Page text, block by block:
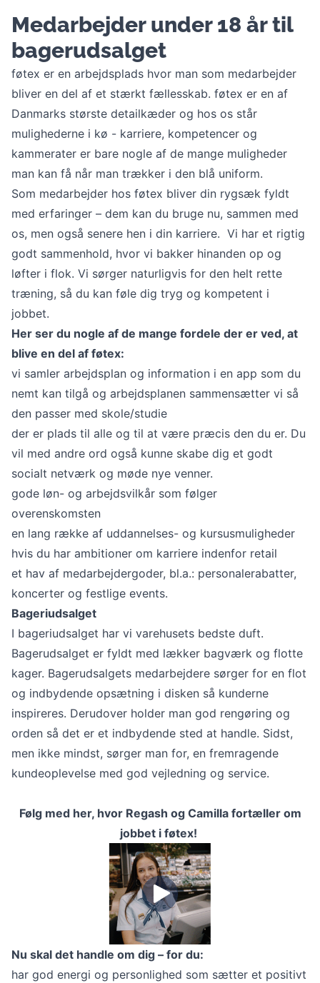
Medarbejder under 18 år til
bagerudsalget
føtex er en arbejdsplads hvor man som medarbejder
bliver en del af et stærkt fællesskab. føtex er en af
Danmarks største detailkæder og hos os står
mulighederne i kø - karriere, kompetencer og
kammerater er bare nogle af de mange muligheder
man kan få når man trækker i den blå uniform.
Som medarbejder hos føtex bliver din rygsæk fyldt
med erfaringer – dem kan du bruge nu, sammen med
os, men også senere hen i din karriere. Vi har et rigtig
godt sammenhold, hvor vi bakker hinanden op og
løfter i flok. Vi sørger naturligvis for den helt rette
træning, så du kan føle dig tryg og kompetent i
jobbet.
Her ser du nogle af de mange fordele der er ved, at
blive en del af føtex:
vi samler arbejdsplan og information i en app som du
nemt kan tilgå og arbejdsplanen sammensætter vi så
den passer med skole/studie
der er plads til alle og til at være præcis den du er. Du
vil med andre ord også kunne skabe dig et godt
socialt netværk og møde nye venner.
gode løn- og arbejdsvilkår som følger
overenskomsten
en lang række af uddannelses- og kursusmuligheder
hvis du har ambitioner om karriere indenfor retail
et hav af medarbejdergoder, bl.a.: personalerabatter,
koncerter og festlige events.
Bageriudsalget
I bageriudsalget har vi varehusets bedste duft.
Bagerudsalget er fyldt med lækker bagværk og flotte
kager. Bagerudsalgets medarbejdere sørger for en flot
og indbydende opsætning i disken så kunderne
inspireres. Derudover holder man god rengøring og
orden så det er et indbydende sted at handle. Sidst,
men ikke mindst, sørger man for, en fremragende
kundeoplevelse med god vejledning og service.
Følg med her, hvor Regash og Camilla fortæller om
jobbet i føtex!
Nu skal det handle om dig – for du:
har god energi og personlighed som sætter et positivt